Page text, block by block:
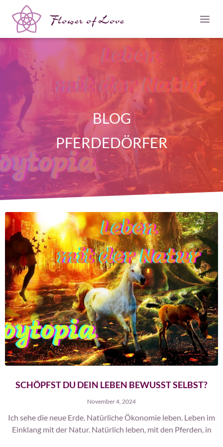
Flower of Love
BLOG
PFERDEDÖRFER
SCHÖPFST DU DEIN LEBEN BEWUSST SELBST?
November 4, 2024
Ich sehe die neue Erde. Natürliche Ökonomie leben. Leben im
Einklang mit der Natur. Natürlich leben, mit den Pferden, in